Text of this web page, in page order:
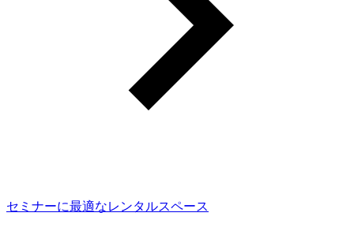
セミナーに最適なレンタルスペース